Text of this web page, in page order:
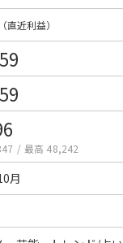
（直近利益）
/ 最高 48,242
月